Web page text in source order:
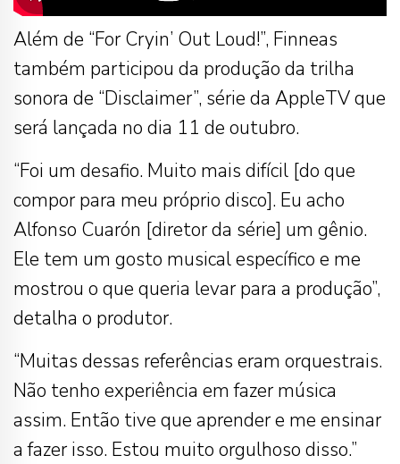
Além de “For Cryin’ Out Loud!”, Finneas
também participou da produção da trilha
sonora de “Disclaimer”, série da AppleTV que
será lançada no dia 11 de outubro.
“Foi um desafio. Muito mais difícil [do que
compor para meu próprio disco]. Eu acho
Alfonso Cuarón [diretor da série] um gênio.
Ele tem um gosto musical específico e me
mostrou o que queria levar para a produção”,
detalha o produtor.
“Muitas dessas referências eram orquestrais.
Não tenho experiência em fazer música
assim. Então tive que aprender e me ensinar
a fazer isso. Estou muito orgulhoso disso.”